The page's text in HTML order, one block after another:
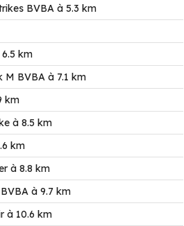
BVBA à 5.3 km
km
M BVBA à 7.1 km
km
à 8.5 km
km
à 8.8 km
à 9.7 km
à 10.6 km